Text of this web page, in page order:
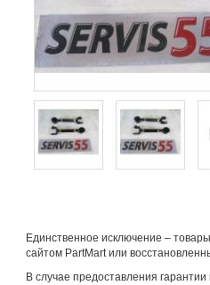
Единственное исключение –
сайтом PartMart или
В случае предоставления